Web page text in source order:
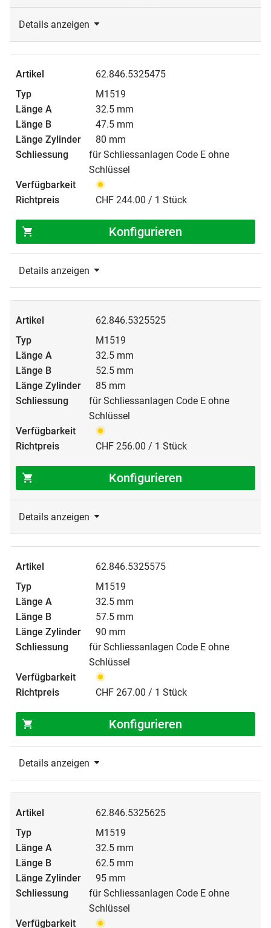
Details anzeigen
62.846.5325475
M1519
32.5 mm
47.5 mm
80 mm
für Schliessanlagen Code E ohne
Schlüssel
CHF 244.00 / 1 Stück
Konfigurieren
Details anzeigen
62.846.5325525
M1519
32.5 mm
52.5 mm
85 mm
für Schliessanlagen Code E ohne
Schlüssel
CHF 256.00 / 1 Stück
Konfigurieren
Details anzeigen
62.846.5325575
M1519
32.5 mm
57.5 mm
90 mm
für Schliessanlagen Code E ohne
Schlüssel
CHF 267.00 / 1 Stück
Konfigurieren
Details anzeigen
62.846.5325625
M1519
32.5 mm
62.5 mm
95 mm
für Schliessanlagen Code E ohne
Schlüssel